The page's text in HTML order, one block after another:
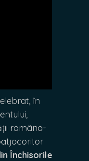
în
româno-
Închisorile